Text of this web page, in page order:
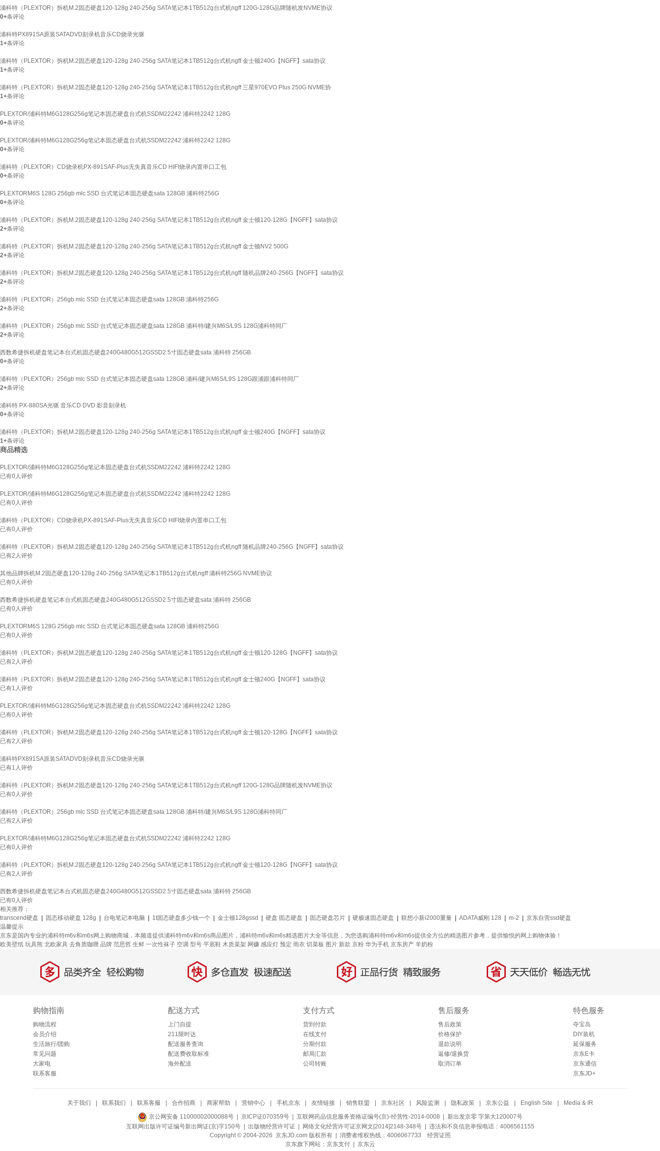
浦科特（PLEXTOR）拆机M.2固态硬盘120-128g 240-256g SATA笔记本1TB512g台式机ngff 120G-128G品牌随机发NVME协议
0+条评论
浦科特PX891SA原装SATADVD刻录机音乐CD烧录光驱
1+条评论
浦科特（PLEXTOR）拆机M.2固态硬盘120-128g 240-256g SATA笔记本1TB512g台式机ngff 金士顿240G【NGFF】sata协议
1+条评论
浦科特（PLEXTOR）拆机M.2固态硬盘120-128g 240-256g SATA笔记本1TB512g台式机ngff 三星970EVO PIus 250G NVME协
1+条评论
PLEXTOR/浦科特M6G128G256g笔记本固态硬盘台式机SSDM22242 浦科特2242 128G
0+条评论
PLEXTOR/浦科特M6G128G256g笔记本固态硬盘台式机SSDM22242 浦科特2242 128G
0+条评论
浦科特（PLEXTOR）CD烧录机PX-891SAF-Plus无失真音乐CD HIFI烧录内置串口工包
0+条评论
PLEXTORM6S 128G 256gb mlc SSD 台式笔记本固态硬盘sata 128GB 浦科特256G
0+条评论
浦科特（PLEXTOR）拆机M.2固态硬盘120-128g 240-256g SATA笔记本1TB512g台式机ngff 金士顿120-128G【NGFF】sata协议
2+条评论
浦科特（PLEXTOR）拆机M.2固态硬盘120-128g 240-256g SATA笔记本1TB512g台式机ngff 金士顿NV2 500G
2+条评论
浦科特（PLEXTOR）拆机M.2固态硬盘120-128g 240-256g SATA笔记本1TB512g台式机ngff 随机品牌240-256G【NGFF】sata协议
2+条评论
浦科特（PLEXTOR）256gb mlc SSD 台式笔记本固态硬盘sata 128GB 浦科特256G
2+条评论
浦科特（PLEXTOR）256gb mlc SSD 台式笔记本固态硬盘sata 128GB 浦科特/建兴M6S/L9S 128G浦科特同厂
2+条评论
西数希捷拆机硬盘笔记本台式机固态硬盘240G480G512GSSD2.5寸固态硬盘sata 浦科特 256GB
0+条评论
浦科特（PLEXTOR）256gb mlc SSD 台式笔记本固态硬盘sata 128GB 浦科/建兴M6S/L9S 128G跟浦跟浦科特同厂
2+条评论
浦科特 PX-880SA光驱 音乐CD DVD 影音刻录机
0+条评论
浦科特（PLEXTOR）拆机M.2固态硬盘120-128g 240-256g SATA笔记本1TB512g台式机ngff 金士顿240G【NGFF】sata协议
1+条评论
商品精选
PLEXTOR/浦科特M6G128G256g笔记本固态硬盘台式机SSDM22242 浦科特2242 128G
已有0人评价
PLEXTOR/浦科特M6G128G256g笔记本固态硬盘台式机SSDM22242 浦科特2242 128G
已有0人评价
浦科特（PLEXTOR）CD烧录机PX-891SAF-Plus无失真音乐CD HIFI烧录内置串口工包
已有0人评价
浦科特（PLEXTOR）拆机M.2固态硬盘120-128g 240-256g SATA笔记本1TB512g台式机ngff 随机品牌240-256G【NGFF】sata协议
已有2 人评价
其他品牌拆机M.2固态硬盘120-128g 240-256g SATA笔记本1TB512g台式机ngff 浦科特256G NVME协议
已有0人评价
西数希捷拆机硬盘笔记本台式机固态硬盘240G480G512GSSD2.5寸固态硬盘sata 浦科特 256GB
已有0人评价
PLEXTORM6S 128G 256gb mlc SSD 台式笔记本固态硬盘sata 128GB 浦科特256G
已有0人评价
浦科特（PLEXTOR）拆机M.2固态硬盘120-128g 240-256g SATA笔记本1TB512g台式机ngff 金士顿120-128G【NGFF】sata协议
已有2 人评价
浦科特（PLEXTOR）拆机M.2固态硬盘120-128g 240-256g SATA笔记本1TB512g台式机ngff 金士顿240G【NGFF】sata协议
已有1 人评价
PLEXTOR/浦科特M6G128G256g笔记本固态硬盘台式机SSDM22242 浦科特2242 128G
已有0人评价
浦科特（PLEXTOR）拆机M.2固态硬盘120-128g 240-256g SATA笔记本1TB512g台式机ngff 金士顿120-128G【NGFF】sata协议
已有2 人评价
浦科特PX891SA原装SATADVD刻录机音乐CD烧录光驱
已有1 人评价
浦科特（PLEXTOR）拆机M.2固态硬盘120-128g 240-256g SATA笔记本1TB512g台式机ngff 120G-128G品牌随机发NVME协议
已有0人评价
浦科特（PLEXTOR）256gb mlc SSD 台式笔记本固态硬盘sata 128GB 浦科特/建兴M6S/L9S 128G浦科特同厂
已有2 人评价
PLEXTOR/浦科特M6G128G256g笔记本固态硬盘台式机SSDM22242 浦科特2242 128G
已有0人评价
浦科特（PLEXTOR）拆机M.2固态硬盘120-128g 240-256g SATA笔记本1TB512g台式机ngff 金士顿120-128G【NGFF】sata协议
已有2 人评价
西数希捷拆机硬盘笔记本台式机固态硬盘240G480G512GSSD2.5寸固态硬盘sata 浦科特 256GB
已有0人评价
相关推荐：
transcend硬盘
固态移动硬盘 128g 台电笔记本电脑 1t固态硬盘多少钱一个 金士顿128gssd 硬盘 固态硬盘 固态硬盘芯片 硬极速固态硬盘 联想小新i2000重量 ADATA威刚 128 m-2
京东自营ssd硬盘
温馨提示
京东是国内专业的浦科特m6v和m6s网上购物商城，本频道提供浦科特m6v和m6s商品图片，浦科特m6v和m6s精选图片大全等信息，为您选购浦科特m6v和m6s提供全方位的精选图片参考，提供愉悦的网上购物体验！
欧美壁纸 玩具熊 北欧家具 去角质咖喱 品牌 范思哲 生鲜 一次性袜子 空调 型号 平底鞋 木质菜架 网赚 感应灯 预定 雨衣 切菜板 图片 新款 京粉 华为手机 京东房产 羊奶粉
多 品类齐全，轻松购物 快 多仓直发，极速配送 好 正品行货，精致服务 省 天天低价，畅选无忧
购物指南
购物流程
会员介绍
生活旅行/团购
常见问题
大家电
联系客服
配送方式
上门自提
211限时达
配送服务查询
配送费收取标准
海外配送
支付方式
货到付款
在线支付
分期付款
邮局汇款
公司转账
售后服务
售后政策
价格保护
退款说明
返修/退换货
取消订单
特色服务
夺宝岛
DIY装机
延保服务
京东E卡
京东通信
京东JD+
关于我们 联系我们 联系客服 合作招商 商家帮助 营销中心 手机京东 友情链接 销售联盟 京东社区 风险监测 隐私政策 京东公益 English Site Media & IR
京公网安备 11000002000088号 | 京ICP证070359号 | 互联网药品信息服务资格证编号(京)-经营性-2014-0008 | 新出发京零 字第大120007号
互联网出版许可证编号新出网证(京)字150号 | 出版物经营许可证| 网络文化经营许可证京网文[2014]2148-348号| 违法和不良信息举报电话：4006561155
Copyright © 2004-2026 京东JD.com 版权所有 | 消费者维权热线：4006067733 经营证照
京东旗下网站： 京东支付| 京东云